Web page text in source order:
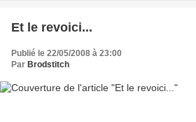
Et le revoici...
Publié le 22/05/2008 à 23:00
Par Brodstitch